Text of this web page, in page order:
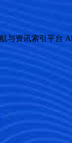
与资讯索引平台